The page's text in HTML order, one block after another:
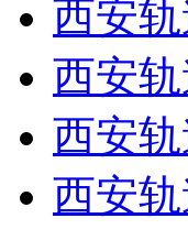
西安
西安
西安
西安